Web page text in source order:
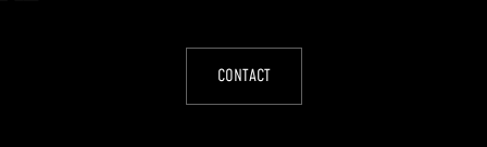
CONTACT